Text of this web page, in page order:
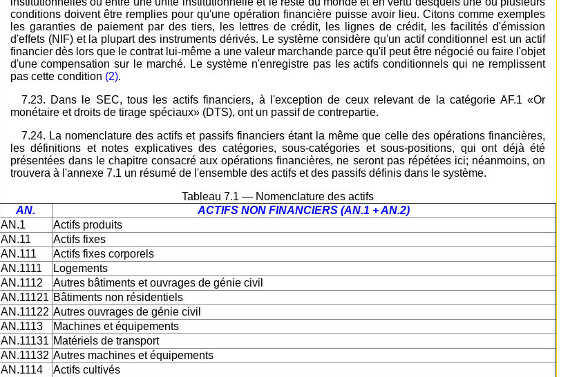
conditions doivent être remplies pour qu'une opération financière puisse avoir lieu. Citons comme exemples
les garanties de paiement par des tiers, les lettres de crédit, les lignes de crédit, les facilités d'émission
d'effets (NIF) et la plupart des instruments dérivés. Le système considère qu'un actif conditionnel est un actif
financier dès lors que le contrat lui-même a une valeur marchande parce qu'il peut être négocié ou faire l'objet
d'une compensation sur le marché. Le système n'enregistre pas les actifs conditionnels qui ne remplissent
pas cette condition (2).
7.23. Dans le SEC, tous les actifs financiers, à l'exception de ceux relevant de la catégorie AF.1 «Or
monétaire et droits de tirage spéciaux» (DTS), ont un passif de contrepartie.
7.24. La nomenclature des actifs et passifs financiers étant la même que celle des opérations financières,
les définitions et notes explicatives des catégories, sous-catégories et sous-positions, qui ont déjà été
présentées dans le chapitre consacré aux opérations financières, ne seront pas répétées ici; néanmoins, on
trouvera à l'annexe 7.1 un résumé de l'ensemble des actifs et des passifs définis dans le système.
Tableau 7.1 — Nomenclature des actifs
AN.
ACTIFS NON FINANCIERS (AN.1 + AN.2)
AN.1
Actifs produits
AN.11
Actifs fixes
AN.111
Actifs fixes corporels
AN.1111
Logements
AN.1112
Autres bâtiments et ouvrages de génie civil
AN.11121 Bâtiments non résidentiels
AN.11122 Autres ouvrages de génie civil
AN.1113
Machines et équipements
AN.11131 Matériels de transport
AN.11132 Autres machines et équipements
AN.1114
Actifs cultivés